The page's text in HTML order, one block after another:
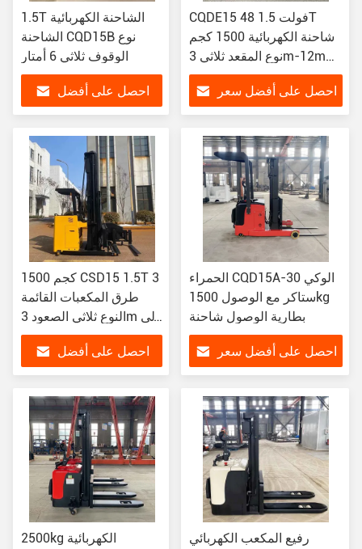
1.5T الشاحنة الكهربائية
الشاحنة CQD15B نوع
الوقوف ثلاثي 6 أمتار
احصل على أفضل
CQDE15 48 فولت 1.5T
شاحنة الكهربائية 1500 كجم
نوع المقعد ثلاثي 3m-12m
الصمام
احصل على أفضل سعر
1500 كجم CSD15 1.5T 3
طرق المكعبات القائمة
النوع ثلاثي الصعود 3m إلى
4.5m
احصل على أفضل
الحمراء CQD15A-30 الوكي
ستاكر مع الوصول 1500kg
بطارية الوصول شاحنة
احصل على أفضل سعر
2500kg الكهربائية
رفيع المكعب الكهربائي